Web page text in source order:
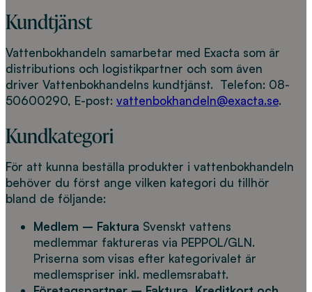
Kundtjänst
Vattenbokhandeln samarbetar med Exacta som är
distributions och logistikpartner och som även
driver Vattenbokhandelns kundtjänst. Telefon: 08-
50600290, E-post: vattenbokhandeln@exacta.se.
Kundkategori
För att kunna beställa produkter i vattenbokhandeln
behöver du först ange vilken kategori du tillhör
bland de följande:
Medlem – Faktura Svenskt vattens
medlemmar faktureras via PEPPOL/GLN.
Priserna som visas efter kategorivalet är
medlemspriser inkl. medlemsrabatt.